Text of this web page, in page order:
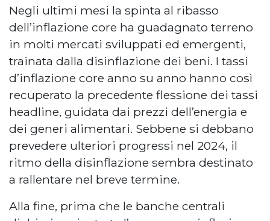
Negli ultimi mesi la spinta al ribasso
dell’inflazione core ha guadagnato terreno
in molti mercati sviluppati ed emergenti,
trainata dalla disinflazione dei beni. I tassi
d’inflazione core anno su anno hanno così
recuperato la precedente flessione dei tassi
headline, guidata dai prezzi dell’energia e
dei generi alimentari. Sebbene si debbano
prevedere ulteriori progressi nel 2024, il
ritmo della disinflazione sembra destinato
a rallentare nel breve termine.
Alla fine, prima che le banche centrali